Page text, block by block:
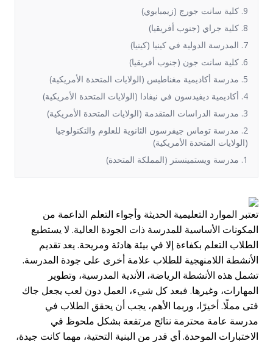
9. كلية سانت جورج (زيمبابوي)
8. كلية جراي (جنوب أفريقيا)
7. المدرسة الدولية في كينيا (كينيا)
6. كلية سانت جون (جنوب أفريقيا)
5. مدرسة أكاديمية مغناطيس (الولايات المتحدة الأمريكية)
4. أكاديمية ديفيدسون في نيفادا (الولايات المتحدة الأمريكية)
3. مدرسة الدراسات المتقدمة (الولايات المتحدة الأمريكية)
2. مدرسة توماس جيفرسون الثانوية للعلوم والتكنولوجيا
(الولايات المتحدة الأمريكية)
1. مدرسة ويستمينستر (المملكة المتحدة)
تعتبر الموارد التعليمية الحديثة وأجواء التعلم الداعمة من
المكونات الأساسية للمدرسة ذات الجودة العالية. لا يستطيع
الطلاب التعلم بكفاءة إلا في بيئة هادئة ومريحة. يعد تقديم
الأنشطة اللامنهجية للطلاب علامة أخرى على جودة المدرسة.
تشمل هذه الأنشطة الرياضة، الأندية المدرسية، وتطوير
المهارات، وغيرها. فبعد كل شيء، العمل دون لعب يجعل جاك
فتى مملًا. أخيرًا، وربما الأهم، يجب أن يحقق الطلاب في
مدرسة عامة محترمة نتائج مرتفعة بشكل ملحوظ في
الاختبارات الموحدة. أي قدر من البنية التحتية، مهما كانت جيدة،